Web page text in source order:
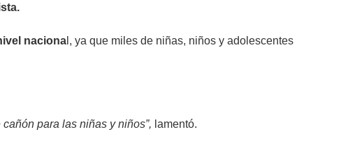
naciona l, ya que miles de niñas, niños y adolescentes
para las niñas y niños”, lamentó.